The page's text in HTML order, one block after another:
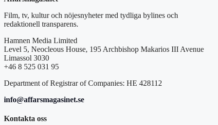
Film, tv, kultur och nöjesnyheter med tydliga bylines och
redaktionell transparens.
Hamnen Media Limited
Level 5, Neocleous House, 195 Archbishop Makarios III Avenue
Limassol 3030
+46 8 525 031 95
Department of Registrar of Companies: HE 428112
info@affarsmagasinet.se
Kontakta oss